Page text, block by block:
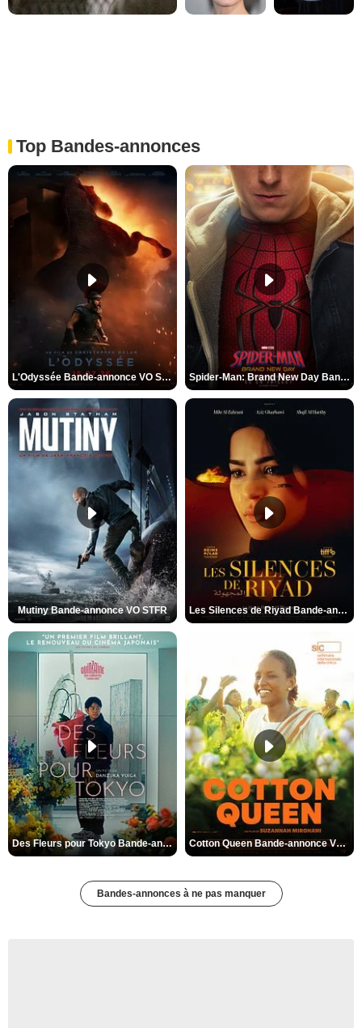
Top Bandes-annonces
L'Odyssée Bande-annonce VO STFR Spider-Man: Brand New Day Bande-annonce VO STFR
Mutiny Bande-annonce VO STFR Les Silences de Riyad Bande-annonce VO STFR
Des Fleurs pour Tokyo Bande-annonce VO STFR Cotton Queen Bande-annonce VO STFR
Bandes-annonces à ne pas manquer